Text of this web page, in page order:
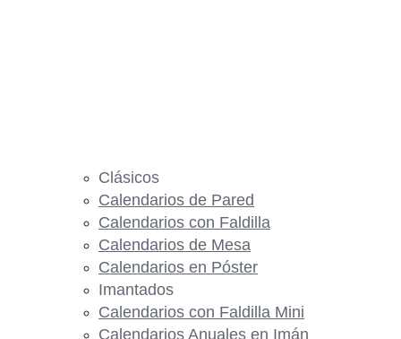
Clásicos
Calendarios de Pared
Calendarios con Faldilla
Calendarios de Mesa
Calendarios en Póster
Imantados
Calendarios con Faldilla Mini
Calendarios Anuales en Imán